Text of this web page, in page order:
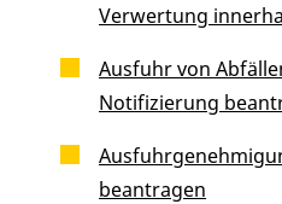
Verwertung
Ausfuhr von
Notifizierung
beantragen